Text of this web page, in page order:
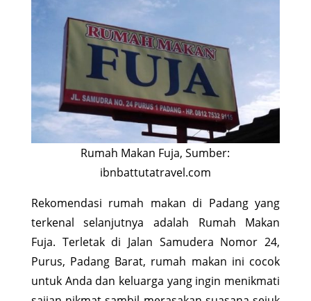
Rumah Makan Fuja, Sumber:
ibnbattutatravel.com
Rekomendasi rumah makan di Padang yang
terkenal selanjutnya adalah Rumah Makan
Fuja. Terletak di Jalan Samudera Nomor 24,
Purus, Padang Barat, rumah makan ini cocok
untuk Anda dan keluarga yang ingin menikmati